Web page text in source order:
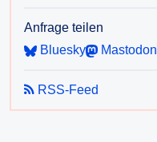
Anfrage teilen
Bluesky
Mastodon
RSS-Feed